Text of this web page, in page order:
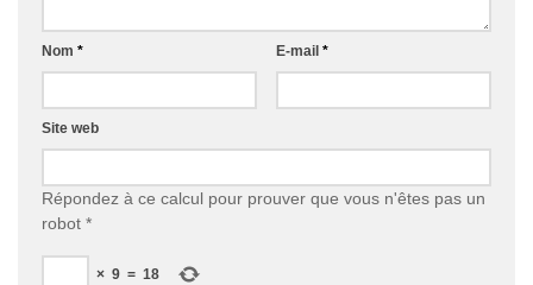
Nom * E-mail *
Site web
Répondez à ce calcul pour prouver que vous n'êtes pas un
robot *
× 9 = 18